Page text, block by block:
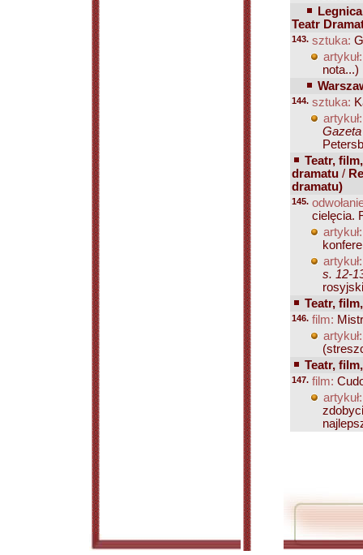
Teatr
143. sztuka:
artykuł:
nota...)
144. sztuka:
artykuł:
Teatr,
dramatu /
dramatu)
145.
cielęcia.
artykuł:
artykuł:
s. 12-
Teatr,
146. film:
artykuł:
Teatr,
147. film:
artykuł: